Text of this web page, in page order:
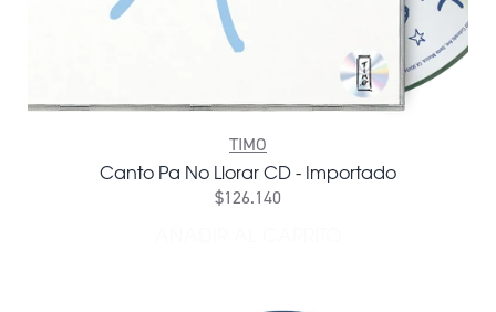
TIMO
Canto Pa No Llorar CD - Importado
$126.140